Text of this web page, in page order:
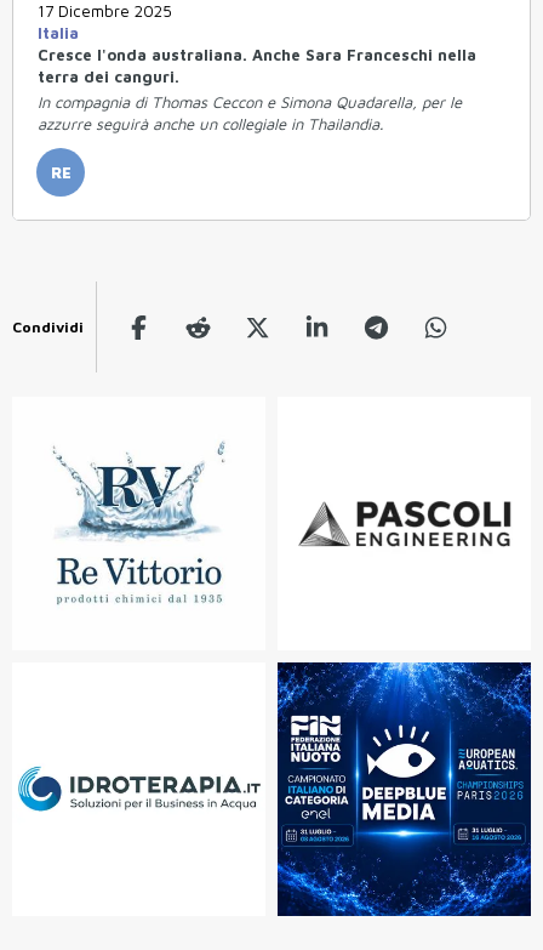
17 Dicembre 2025
Italia
Cresce l'onda australiana. Anche Sara Franceschi nella
terra dei canguri.
In compagnia di Thomas Ceccon e Simona Quadarella, per le
azzurre seguirà anche un collegiale in Thailandia.
RE
Condividi